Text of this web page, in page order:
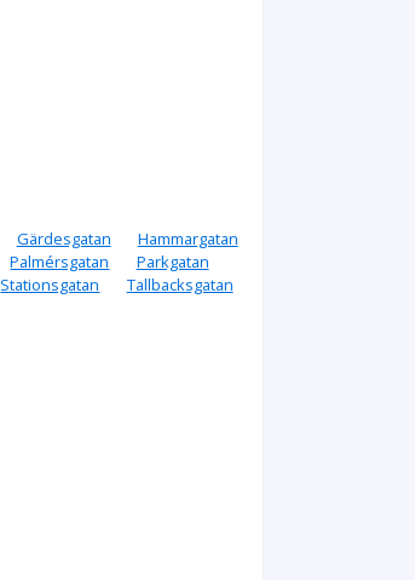
Gärdesgatan
Hammargatan
Palmérsgatan
Parkgatan
Stationsgatan
Tallbacksgatan